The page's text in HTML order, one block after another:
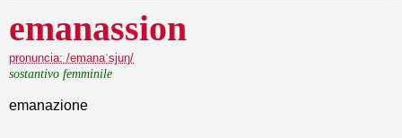
emanassion
pronuncia: /emanaˈsjuŋ/
sostantivo femminile
emanazione